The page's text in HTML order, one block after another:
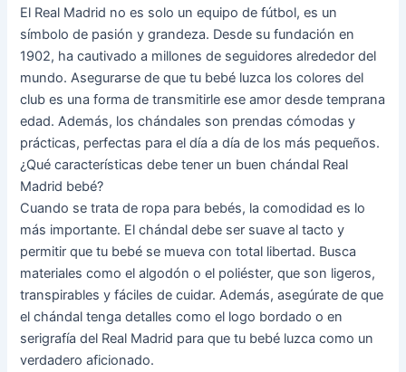
El Real Madrid no es solo un equipo de fútbol, es un
símbolo de pasión y grandeza. Desde su fundación en
1902, ha cautivado a millones de seguidores alrededor del
mundo. Asegurarse de que tu bebé luzca los colores del
club es una forma de transmitirle ese amor desde temprana
edad. Además, los chándales son prendas cómodas y
prácticas, perfectas para el día a día de los más pequeños.
¿Qué características debe tener un buen chándal Real
Madrid bebé?
Cuando se trata de ropa para bebés, la comodidad es lo
más importante. El chándal debe ser suave al tacto y
permitir que tu bebé se mueva con total libertad. Busca
materiales como el algodón o el poliéster, que son ligeros,
transpirables y fáciles de cuidar. Además, asegúrate de que
el chándal tenga detalles como el logo bordado o en
serigrafía del Real Madrid para que tu bebé luzca como un
verdadero aficionado.